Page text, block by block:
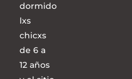
dormido
lxs
chicxs
de 6 a
12 años